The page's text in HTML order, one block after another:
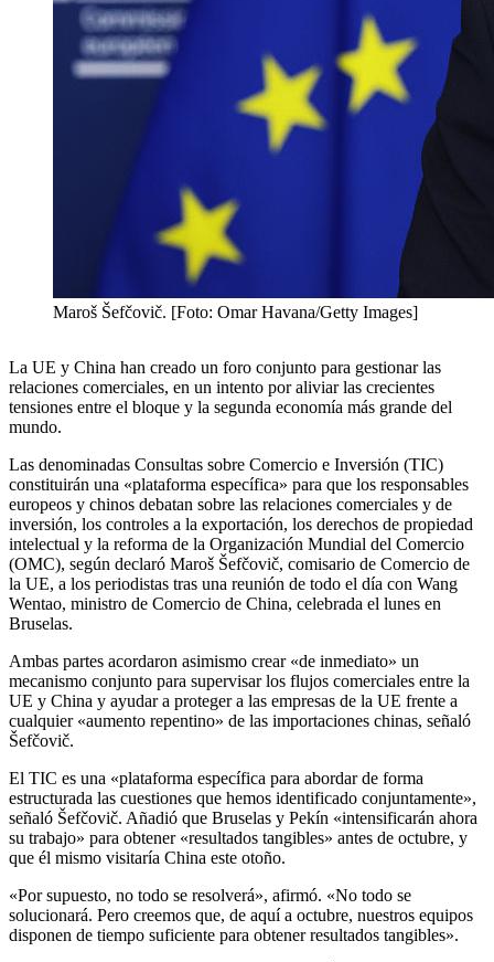
Maroš Šefčovič. [Foto: Omar Havana/Getty Images]
La UE y China han creado un foro conjunto para gestionar las
relaciones comerciales, en un intento por aliviar las crecientes
tensiones entre el bloque y la segunda economía más grande del
mundo.
Las denominadas Consultas sobre Comercio e Inversión (TIC)
constituirán una «plataforma específica» para que los responsables
europeos y chinos debatan sobre las relaciones comerciales y de
inversión, los controles a la exportación, los derechos de propiedad
intelectual y la reforma de la Organización Mundial del Comercio
(OMC), según declaró Maroš Šefčovič, comisario de Comercio de
la UE, a los periodistas tras una reunión de todo el día con Wang
Wentao, ministro de Comercio de China, celebrada el lunes en
Bruselas.
Ambas partes acordaron asimismo crear «de inmediato» un
mecanismo conjunto para supervisar los flujos comerciales entre la
UE y China y ayudar a proteger a las empresas de la UE frente a
cualquier «aumento repentino» de las importaciones chinas, señaló
Šefčovič.
El TIC es una «plataforma específica para abordar de forma
estructurada las cuestiones que hemos identificado conjuntamente»,
señaló Šefčovič. Añadió que Bruselas y Pekín «intensificarán ahora
su trabajo» para obtener «resultados tangibles» antes de octubre, y
que él mismo visitaría China este otoño.
«Por supuesto, no todo se resolverá», afirmó. «No todo se
solucionará. Pero creemos que, de aquí a octubre, nuestros equipos
disponen de tiempo suficiente para obtener resultados tangibles».